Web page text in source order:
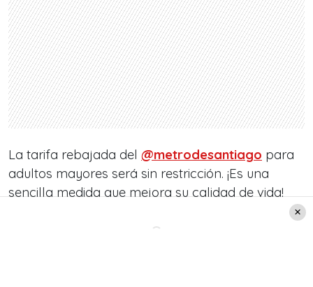
La tarifa rebajada del @metrodesantiago para
adultos mayores será sin restricción. ¡Es una
sencilla medida que mejora su calidad de vida!
— Michelle Bachelet (@mbachelet)